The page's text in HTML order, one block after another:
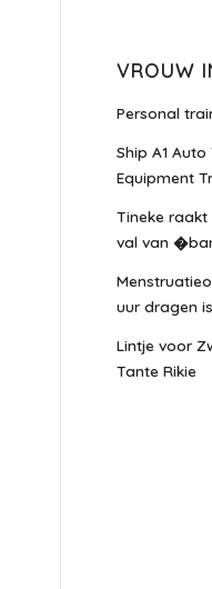
VROUW
Personal
Ship A1
Equipment
Tineke
val van
uur dragen
Lintje voor
Tante Rikie